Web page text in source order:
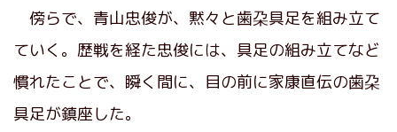
傍らで、青山忠俊が、黙々と歯朶具足を組み立て
ていく。歴戦を経た忠俊には、具足の組み立てなど
慣れたことで、瞬く間に、目の前に家康直伝の歯朶
具足が鎮座した。